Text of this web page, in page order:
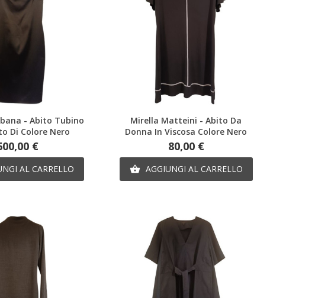
Anteprima- Abito Tubino
Di Colore Nero
€
AL CARRELLO
Anteprima
Mirella Matteini - Abito Da
Donna In Viscosa Colore Nero
Prezzo
80,00 €
 AGGIUNGI AL CARRELLO